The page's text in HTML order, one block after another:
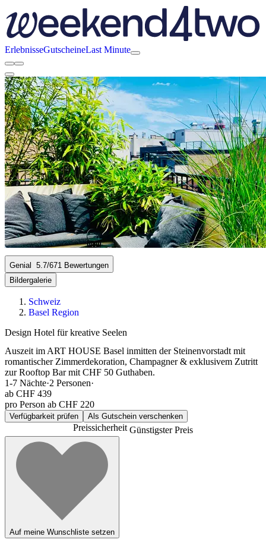
ErlebnisseGutscheineLast Minute
Genial 5.7/671 Bewertungen
Bildergalerie
Schweiz
Basel Region
Design Hotel für kreative Seelen
Auszeit im ART HOUSE Basel inmitten der Steinenvorstadt mit
romantischer Zimmerdekoration, Champagner & exklusivem Zutritt
zur Rooftop Bar mit CHF 50 Guthaben.
1-7 Nächte·2 Personen·
ab CHF 439
pro Person ab CHF 220
Verfügbarkeit prüfen Als Gutschein verschenken
PreissicherheitGünstigster Preis
Auf meine Wunschliste setzen